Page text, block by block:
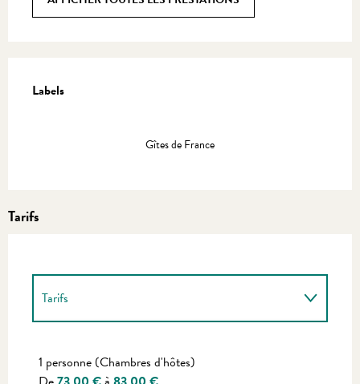
Labels
Labels
Gîtes de France
Tarifs
Tarifs
1 personne (Chambres d'hôtes)